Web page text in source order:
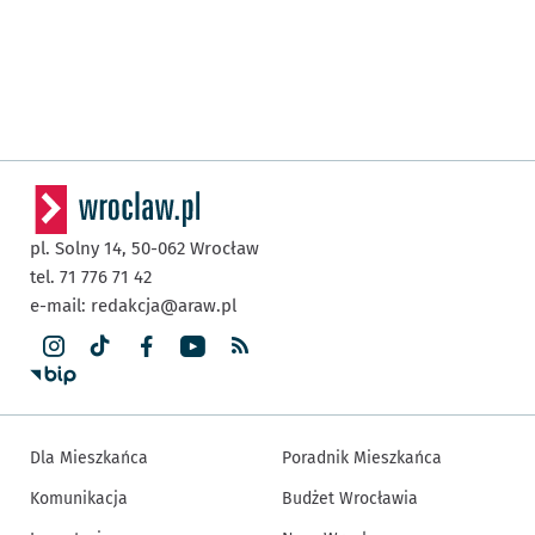
pl. Solny 14, 50-062 Wrocław
tel. 71 776 71 42
e-mail: redakcja@araw.pl
Dla Mieszkańca
Komunikacja
Poradnik Mieszkańca
Budżet Wrocławia